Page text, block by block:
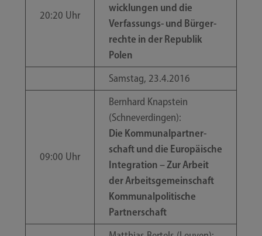
20:20 Uhr
wick­lun­gen und die
Verfassungs- und Bür­ger­
rech­te in der Repu­blik
Polen
Sams­tag, 23.4.2016
09:00 Uhr
Bern­hard Knapstein
(Schnever­din­gen):
Die Kom­mu­nal­part­ner­
schaft und die Euro­päi­sche
Inte­gra­ti­on – Zur Arbeit
der Arbeits­ge­mein­schaft
Kom­mu­nal­po­li­ti­sche
Partnerschaft